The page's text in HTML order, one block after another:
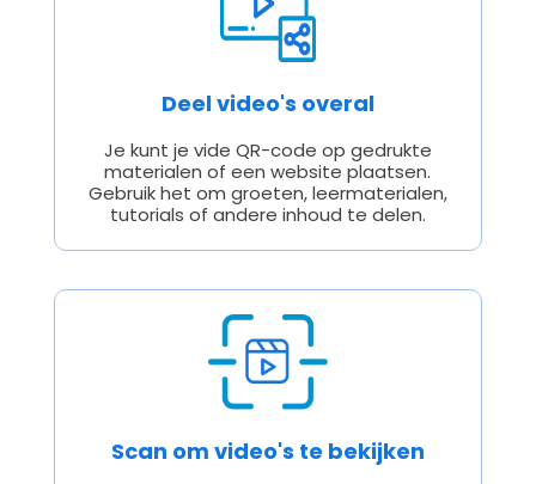
Deel video's overal
Je kunt je vide QR-code op gedrukte
materialen of een website plaatsen.
Gebruik het om groeten, leermaterialen,
tutorials of andere inhoud te delen.
Scan om video's te bekijken